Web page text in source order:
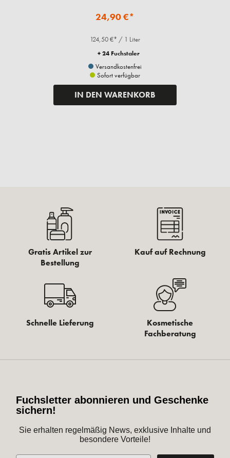
24,90 €*
124,50 €* / 1 Liter
+ 24 Fuchstaler
Versandkostenfrei
Sofort verfügbar
IN DEN WARENKORB
Gratis Artikel zur
Bestellung
Kauf auf Rechnung
Schnelle Lieferung
Kosmetische
Fachberatung
Fuchsletter abonnieren und Geschenke
sichern!
Sie erhalten regelmäßig News, exklusive Inhalte und
besondere Vorteile!